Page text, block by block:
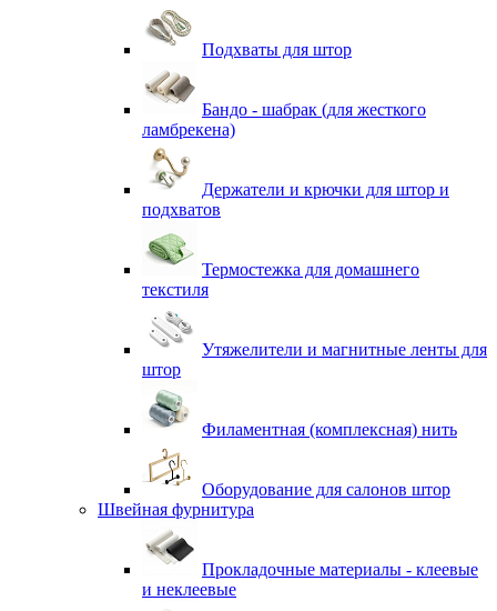
Подхваты для штор
Бандо - шабрак (для жесткого
ламбрекена)
Держатели и крючки для штор и
подхватов
Термостежка для домашнего
текстиля
Утяжелители и магнитные ленты для
штор
Филаментная (комплексная) нить
Оборудование для салонов штор
Швейная фурнитура
Прокладочные материалы - клеевые
и неклеевые